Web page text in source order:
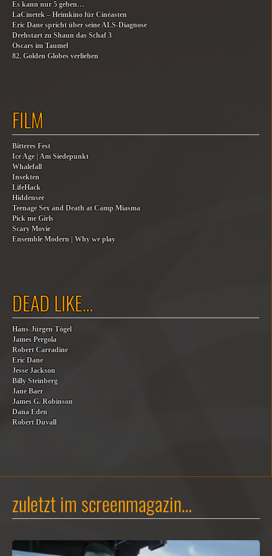
Es kann nur 5 geben…
LaCinetek – Heimkino für Cinéasten
Eric Dane spricht über seine ALS-Diagnose
Drehstart zu Shaun das Schaf 3
Oscars im Taumel
82. Golden Globes verliehen
FILM
Bitteres Fest
Ice Age | Am Siedepunkt
Whalefall
Insekten
LifeHack
Hiddensee
Teenage Sex and Death at Camp Miasma
Pick me Girls
Scary Movie
Ensemble Modern | Why we play
DEAD LIKE…
Hans-Jürgen Tögel
James Pergola
Robert Carradine
Eric Dane
Jesse Jackson
Billy Steinberg
Jane Baer
James G. Robinson
Dana Eden
Robert Duvall
zuletzt im screenmagazin…